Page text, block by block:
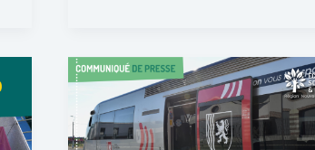
Ouverture
la
concurrence